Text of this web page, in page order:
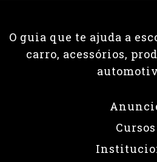
O guia que te ajuda a
carro, acessórios,
Cursos